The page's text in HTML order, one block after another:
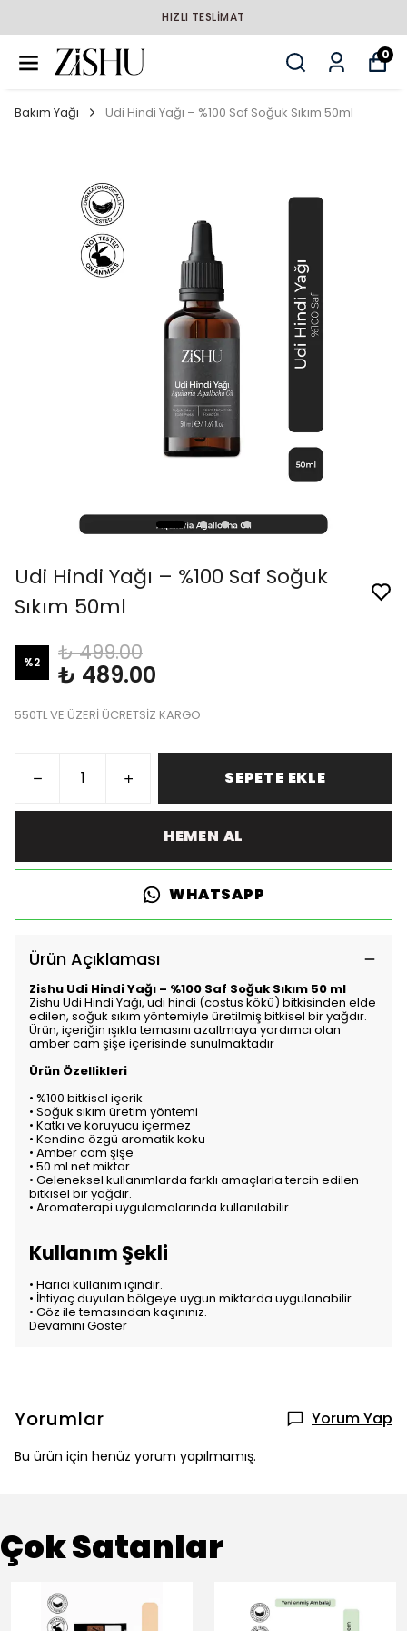
HIZLI TESLİMAT
0
Bakım Yağı Udi Hindi Yağı – %100 Saf Soğuk Sıkım 50ml
Udi Hindi Yağı – %100 Saf Soğuk
Sıkım 50ml
%2 ₺ 499.00
₺ 489.00
550TL VE ÜZERİ ÜCRETSİZ KARGO
SEPETE EKLE
HEMEN AL
WHATSAPP
Ürün Açıklaması
Zishu Udi Hindi Yağı – %100 Saf Soğuk Sıkım 50 ml
Zishu Udi Hindi Yağı, udi hindi (costus kökü) bitkisinden elde
edilen, soğuk sıkım yöntemiyle üretilmiş bitkisel bir yağdır.
Ürün, içeriğin ışıkla temasını azaltmaya yardımcı olan
amber cam şişe içerisinde sunulmaktadır
Ürün Özellikleri
• %100 bitkisel içerik
• Soğuk sıkım üretim yöntemi
• Katkı ve koruyucu içermez
• Kendine özgü aromatik koku
• Amber cam şişe
• 50 ml net miktar
• Geleneksel kullanımlarda farklı amaçlarla tercih edilen
bitkisel bir yağdır.
• Aromaterapi uygulamalarında kullanılabilir.
Kullanım Şekli
• Harici kullanım içindir.
• İhtiyaç duyulan bölgeye uygun miktarda uygulanabilir.
• Göz ile temasından kaçınınız.
Devamını Göster
Yorumlar Yorum Yap
Bu ürün için henüz yorum yapılmamış.
Çok Satanlar